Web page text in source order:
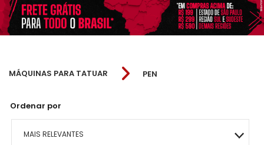
MÁQUINAS PARA TATUAR PEN
Ordenar por
MAIS RELEVANTES